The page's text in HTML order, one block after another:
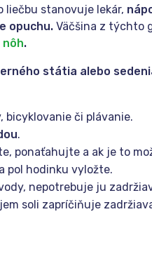
liečbu stanovuje lekár,
opuchu. Väčšina z týchto
.
státia alebo
bicyklovanie či plávanie.
.
ponaťahujte a ak je to
pol hodinku vyložte.
nepotrebuje ju
soli zapríčiňuje